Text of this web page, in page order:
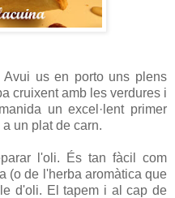
us en porto uns plens
cruixent amb les verdures i
un excel·lent primer
un plat de carn.
l'oli. És tan fàcil com
(o de l'herba aromàtica que
d'oli. El tapem i al cap de